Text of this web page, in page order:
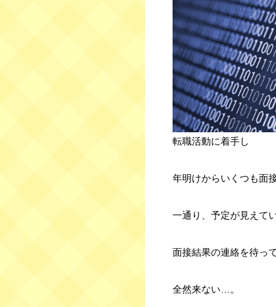
転職活動に着手し
年明けからいくつも面
一通り、予定が見えて
面接結果の連絡を待っ
全然来ない…。